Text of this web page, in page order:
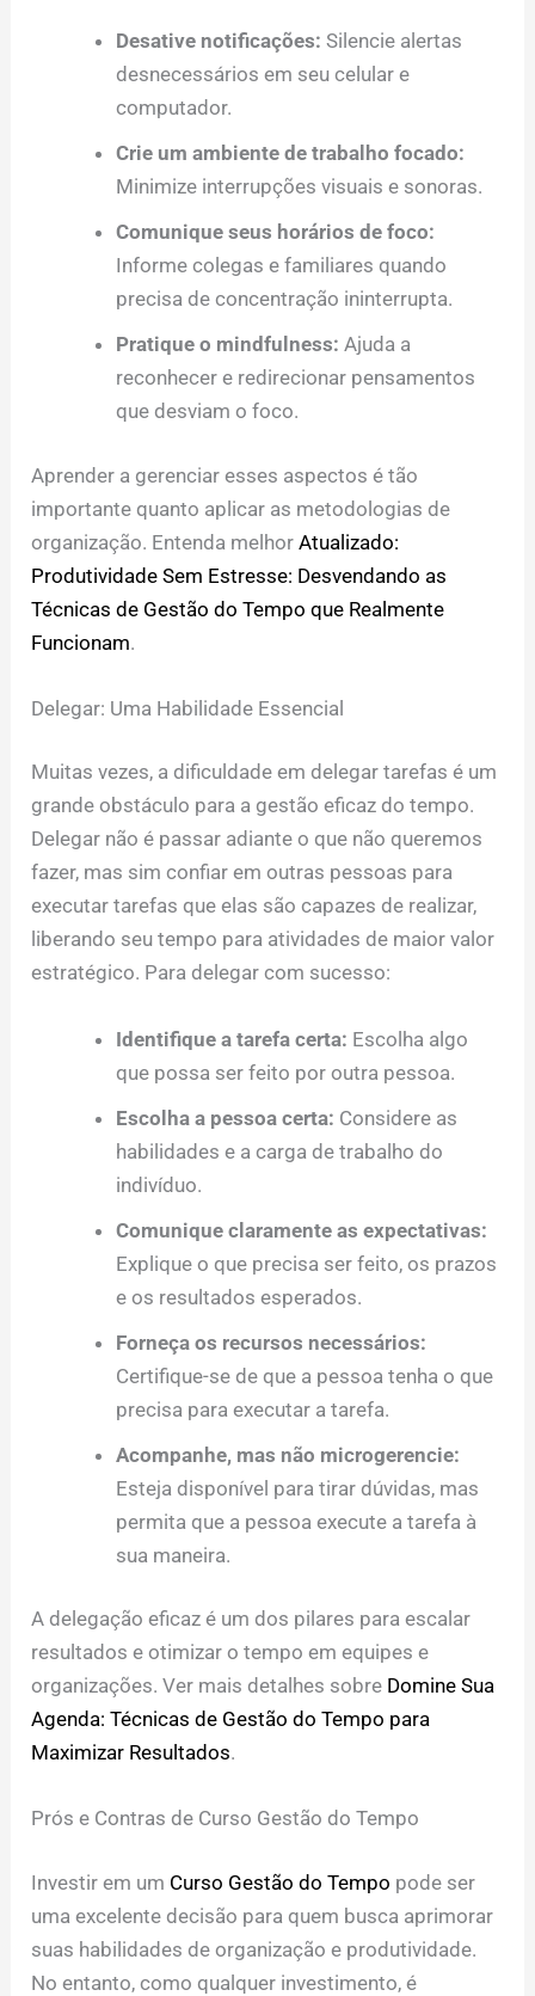
Desative notificações: Silencie alertas
desnecessários em seu celular e
computador.
Crie um ambiente de trabalho focado:
Minimize interrupções visuais e sonoras.
Comunique seus horários de foco:
Informe colegas e familiares quando
precisa de concentração ininterrupta.
Pratique o mindfulness: Ajuda a
reconhecer e redirecionar pensamentos
que desviam o foco.
Aprender a gerenciar esses aspectos é tão
importante quanto aplicar as metodologias de
organização. Entenda melhorAtualizado:
Produtividade Sem Estresse: Desvendando as
Técnicas de Gestão do Tempo que Realmente
Funcionam.
Delegar: Uma Habilidade Essencial
Muitas vezes, a dificuldade em delegar tarefas é um
grande obstáculo para a gestão eficaz do tempo.
Delegar não é passar adiante o que não queremos
fazer, mas sim confiar em outras pessoas para
executar tarefas que elas são capazes de realizar,
liberando seu tempo para atividades de maior valor
estratégico. Para delegar com sucesso:
Identifique a tarefa certa: Escolha algo
que possa ser feito por outra pessoa.
Escolha a pessoa certa: Considere as
habilidades e a carga de trabalho do
indivíduo.
Comunique claramente as expectativas:
Explique o que precisa ser feito, os prazos
e os resultados esperados.
Forneça os recursos necessários:
Certifique-se de que a pessoa tenha o que
precisa para executar a tarefa.
Acompanhe, mas não microgerencie:
Esteja disponível para tirar dúvidas, mas
permita que a pessoa execute a tarefa à
sua maneira.
A delegação eficaz é um dos pilares para escalar
resultados e otimizar o tempo em equipes e
organizações. Ver mais detalhes sobre Domine Sua
Agenda: Técnicas de Gestão do Tempo para
Maximizar Resultados.
Prós e Contras de Curso Gestão do Tempo
Investir em um Curso Gestão do Tempo pode ser
uma excelente decisão para quem busca aprimorar
suas habilidades de organização e produtividade.
No entanto, como qualquer investimento, é